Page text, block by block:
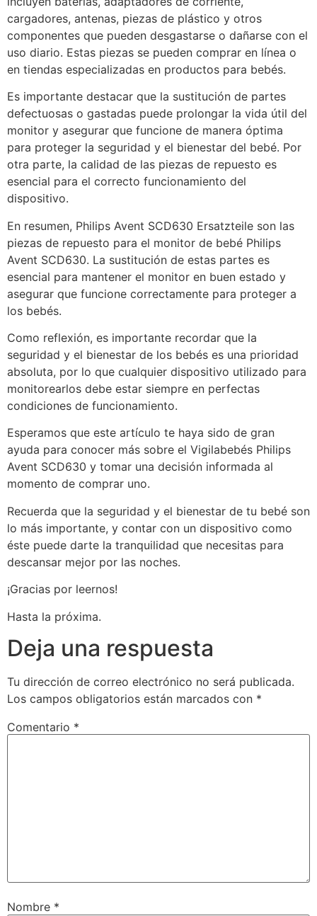
cargadores, antenas, piezas de plástico y otros
componentes que pueden desgastarse o dañarse con el
uso diario. Estas piezas se pueden comprar en línea o
en tiendas especializadas en productos para bebés.
Es importante destacar que la sustitución de partes
defectuosas o gastadas puede prolongar la vida útil del
monitor y asegurar que funcione de manera óptima
para proteger la seguridad y el bienestar del bebé. Por
otra parte, la calidad de las piezas de repuesto es
esencial para el correcto funcionamiento del
dispositivo.
En resumen, Philips Avent SCD630 Ersatzteile son las
piezas de repuesto para el monitor de bebé Philips
Avent SCD630. La sustitución de estas partes es
esencial para mantener el monitor en buen estado y
asegurar que funcione correctamente para proteger a
los bebés.
Como reflexión, es importante recordar que la
seguridad y el bienestar de los bebés es una prioridad
absoluta, por lo que cualquier dispositivo utilizado para
monitorearlos debe estar siempre en perfectas
condiciones de funcionamiento.
Esperamos que este artículo te haya sido de gran
ayuda para conocer más sobre el Vigilabebés Philips
Avent SCD630 y tomar una decisión informada al
momento de comprar uno.
Recuerda que la seguridad y el bienestar de tu bebé son
lo más importante, y contar con un dispositivo como
éste puede darte la tranquilidad que necesitas para
descansar mejor por las noches.
¡Gracias por leernos!
Hasta la próxima.
Deja una respuesta
Tu dirección de correo electrónico no será publicada.
Los campos obligatorios están marcados con *
Comentario *
Nombre *